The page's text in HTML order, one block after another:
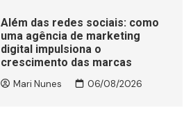
Além das redes sociais: como
uma agência de marketing
digital impulsiona o
crescimento das marcas
Mari Nunes 06/08/2026